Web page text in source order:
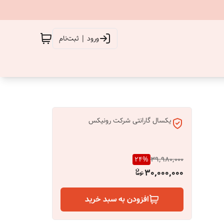
ورود | ثبت‌نام
یکسال گارانتی شرکت رونیکس
39,980,000
24%
30,000,000
افزودن به سبد خرید